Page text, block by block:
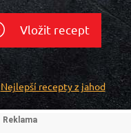
Vložit recept
Nejlepší recepty z jahod